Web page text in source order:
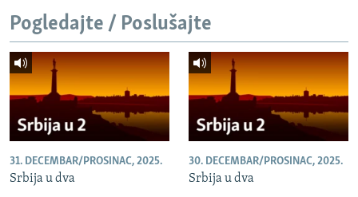
Pogledajte / Poslušajte
31. DECEMBAR/PROSINAC, 2025.
Srbija u dva
30. DECEMBAR/PROSINAC, 2025.
Srbija u dva